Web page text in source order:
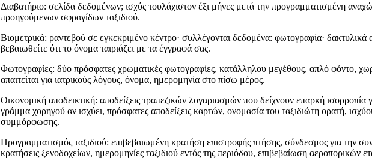
Διαβατήριο: σελίδα δεδομένων; ισχύς τουλάχιστον έξι μήνες μετά την προγραμματισμένη
προηγούμενων σφραγίδων ταξιδιού.
Βιομετρικά: ραντεβού σε εγκεκριμένο κέντρο· συλλέγονται δεδομένα: φωτογραφία· δακτυλικά
βεβαιωθείτε ότι το όνομα ταιριάζει με τα έγγραφά σας.
Φωτογραφίες: δύο πρόσφατες χρωματικές φωτογραφίες, κατάλληλου μεγέθους, απλό φόντο,
απαιτείται για ιατρικούς λόγους, όνομα, ημερομηνία στο πίσω μέρος.
Οικονομική αποδεικτική: αποδείξεις τραπεζικών λογαριασμών που δείχνουν επαρκή ισορροπία
γράμμα χορηγού αν ισχύει, πρόσφατες αποδείξεις καρτών, ονομασία του ταξιδιώτη ορατή,
συμμόρφωσης.
Προγραμματισμός ταξιδιού: επιβεβαιωμένη κρατήση επιστροφής πτήσης, σύνδεσμος για την
κρατήσεις ξενοδοχείων, ημερομηνίες ταξιδιού εντός της περιόδου, επιβεβαίωση αεροπορικών